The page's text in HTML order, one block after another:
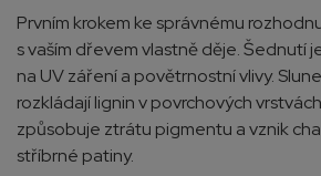
Prvním krokem ke správnému
s vaším dřevem vlastně děje. Šednutí
na UV záření a povětrnostní vlivy.
rozkládají lignin v povrchových
způsobuje ztrátu pigmentu a vznik
stříbrné patiny.